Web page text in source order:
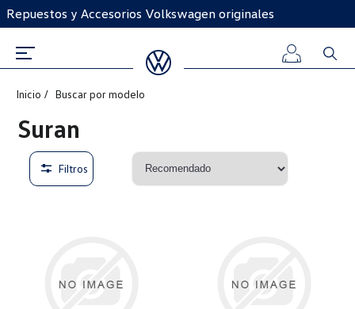
Repuestos y Accesorios Volkswagen originales
Inicio Buscar por modelo
Suran
Filtros